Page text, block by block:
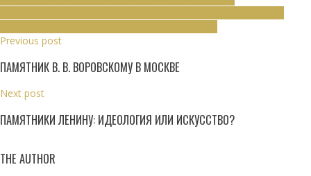
Previous post
ПАМЯТНИК В. В. ВОРОВСКОМУ В МОСКВЕ
Next post
ПАМЯТНИКИ ЛЕНИНУ: ИДЕОЛОГИЯ ИЛИ ИСКУССТВО?
THE AUTHOR